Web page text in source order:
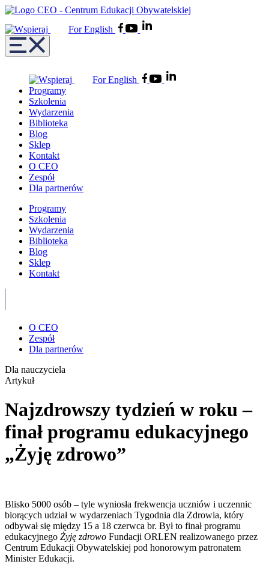
For English
For English
Programy
Szkolenia
Wydarzenia
Biblioteka
Blog
Sklep
Kontakt
O CEO
Zespół
Dla partnerów
Programy
Szkolenia
Wydarzenia
Biblioteka
Blog
Sklep
Kontakt
O CEO
Zespół
Dla partnerów
Dla nauczyciela
Artykuł
Najzdrowszy tydzień w roku –
finał programu edukacyjnego
„Żyję zdrowo”
Blisko 5000 osób – tyle wyniosła frekwencja uczniów i uczennic
biorących udział w wydarzeniach Tygodnia dla Zdrowia, który
odbywał się między 15 a 18 czerwca br. Był to finał programu
edukacyjnego Żyję zdrowo Fundacji ORLEN realizowanego przez
Centrum Edukacji Obywatelskiej pod honorowym patronatem
Minister Edukacji.